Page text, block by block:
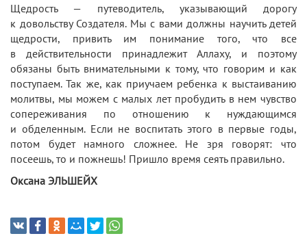
Щедрость — путеводитель, указывающий дорогу
к довольству Создателя. Мы с вами должны научить детей
щедрости, привить им понимание того, что все
в действительности принадлежит Аллаху, и поэтому
обязаны быть внимательными к тому, что говорим и как
поступаем. Так же, как приучаем ребенка к выстаиванию
молитвы, мы можем с малых лет пробудить в нем чувство
сопереживания по отношению к нуждающимся
и обделенным. Если не воспитать этого в первые годы,
потом будет намного сложнее. Не зря говорят: что
посеешь, то и пожнешь! Пришло время сеять правильно.
Оксана ЭЛЬШЕЙХ